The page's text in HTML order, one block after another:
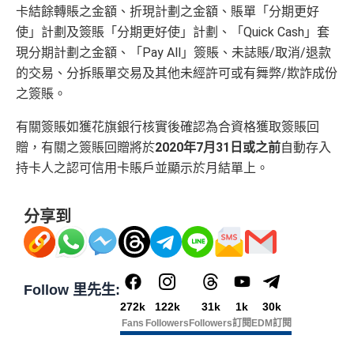
卡結餘轉賬之金額、折現計劃之金額、賬單「分期更好
使」計劃及簽賬「分期更好使」計劃、「Quick Cash」套
現分期計劃之金額、「Pay All」簽賬、未誌賬/取消/退款
的交易、分拆賬單交易及其他未經許可或有舞弊/欺詐成份
之簽賬。
有關簽賬如獲花旗銀行核實後確認為合資格獲取簽賬回
贈，有關之簽賬回贈將於2020年7月31日或之前自動存入
持卡人之認可信用卡賬戶並顯示於月結單上。
分享到
Follow 里先生:
272k
Fans
122k
Followers
31k
Followers
1k
訂閱
30k
EDM訂閱